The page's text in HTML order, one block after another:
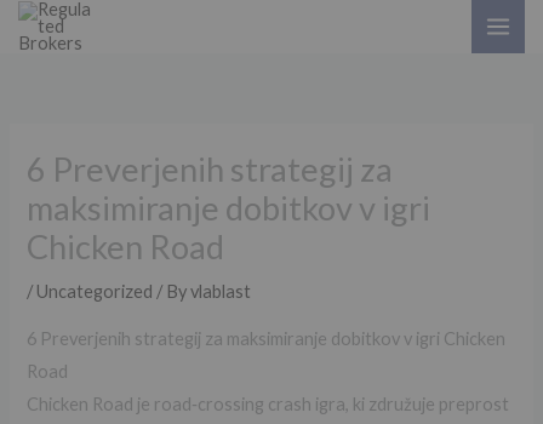
Skip
6 Preverjenih strategij za
maksimiranje dobitkov v igri
Chicken Road
/ Uncategorized / Byvlablast
6 Preverjenih strategij za maksimiranje dobitkov v igri Chicken
Road
Chicken Road je road‑crossing crash igra, ki združuje preprost